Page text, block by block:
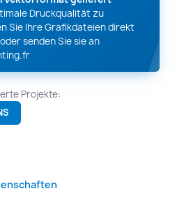
Druckqualität zu
Sie Ihre Grafikdateien direkt
senden Sie sie an
Projekte: